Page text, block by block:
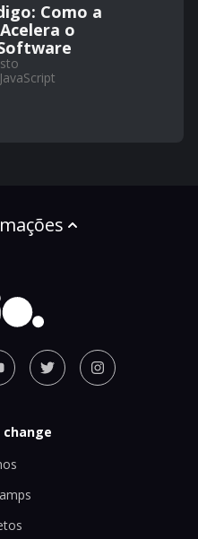
Como a
o
JavaScript